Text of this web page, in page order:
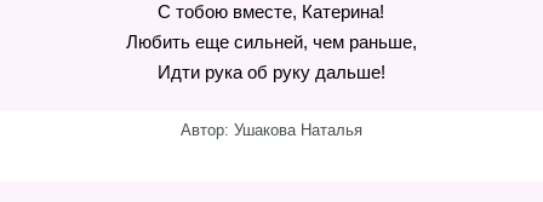
С тобою вместе, Катерина!
Любить еще сильней, чем раньше,
Идти рука об руку дальше!
Автор: Ушакова Наталья